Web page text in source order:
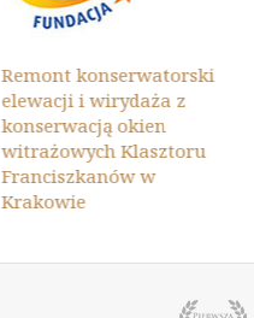
Remont konserwatorski
elewacji i wirydaża z
konserwacją okien
witrażowych Klasztoru
Franciszkanów w
Krakowie